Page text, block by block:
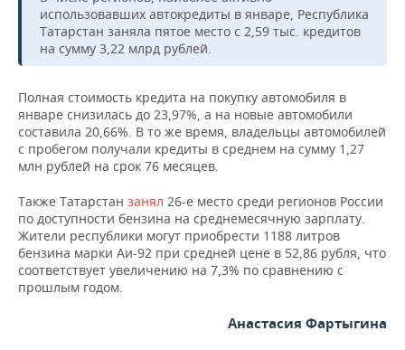
использовавших автокредиты в январе, Республика
Татарстан заняла пятое место с 2,59 тыс. кредитов
на сумму 3,22 млрд рублей.
Полная стоимость кредита на покупку автомобиля в
январе снизилась до 23,97%, а на новые автомобили
составила 20,66%. В то же время, владельцы автомобилей
с пробегом получали кредиты в среднем на сумму 1,27
млн рублей на срок 76 месяцев.
Также Татарстан занял 26-е место среди регионов России
по доступности бензина на среднемесячную зарплату.
Жители республики могут приобрести 1188 литров
бензина марки Аи-92 при средней цене в 52,86 рубля, что
соответствует увеличению на 7,3% по сравнению с
прошлым годом.
Анастасия Фартыгина